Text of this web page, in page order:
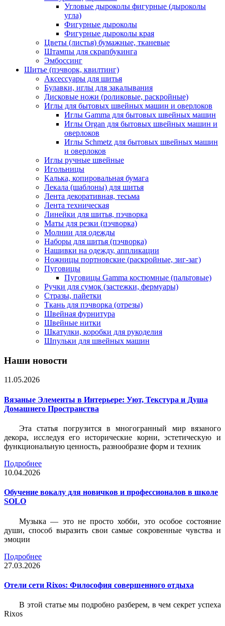
Угловые дыроколы фигурные (дыроколы
угла)
Фигурные дыроколы
Фигурные дыроколы края
Цветы (листья) бумажные, тканевые
Штампы для скрапбукинга
Эмбоссинг
Шитье (пэчворк, квилтинг)
Аксессуары для шитья
Булавки, иглы для закалывания
Дисковые ножи (роликовые, раскройные)
Иглы для бытовых швейных машин и оверлоков
Иглы Gamma для бытовых швейных машин
Иглы Organ для бытовых швейных машин и
оверлоков
Иглы Schmetz для бытовых швейных машин
и оверлоков
Иглы ручные швейные
Игольницы
Калька, копировальная бумага
Лекала (шаблоны) для шитья
Лента декоративная, тесьма
Лента техническая
Линейки для шитья, пэчворка
Маты для резки (пэчворка)
Молнии для одежды
Наборы для шитья (пэчворка)
Нашивки на одежду, аппликации
Ножницы портновские (раскройные, зиг-заг)
Пуговицы
Пуговицы Gamma костюмные (пальтовые)
Ручки для сумок (застежки, фермуары)
Стразы, пайетки
Ткань для пэчворка (отрезы)
Швейная фурнитура
Швейные нитки
Шкатулки, коробки для рукоделия
Шпульки для швейных машин
Наши новости
11.05.2026
Вязаные Элементы в Интерьере: Уют, Текстура и Душа
Домашнего Пространства
Эта статья погрузится в многогранный мир вязаного
декора, исследуя его исторические корни, эстетическую и
функциональную ценность, разнообразие форм и техник
Подробнее
10.04.2026
Обучение вокалу для новичков и профессионалов в школе
SOLO
Музыка — это не просто хобби, это особое состояние
души, способ выразить свои самые сокровенные чувства и
эмоции
Подробнее
27.03.2026
Отели сети Rixos: Философия совершенного отдыха
В этой статье мы подробно разберем, в чем секрет успеха
Rixos